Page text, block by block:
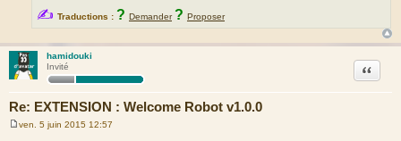
✍ Traductions : ? Demander ? Proposer
hamidouki
Invité
Re: EXTENSION : Welcome Robot v1.0.0
Citation
ven. 5 juin 2015 12:57